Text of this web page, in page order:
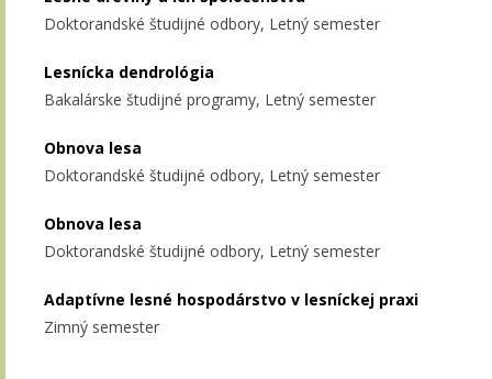
Doktorandské študijné odbory, Letný semester
Lesnícka dendrológia
Bakalárske študijné programy, Letný semester
Obnova lesa
Doktorandské študijné odbory, Letný semester
Obnova lesa
Doktorandské študijné odbory, Letný semester
Adaptívne lesné hospodárstvo v lesníckej praxi
Zimný semester